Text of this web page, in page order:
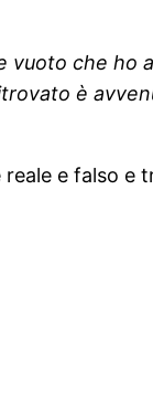
vuoto che ho
è
e falso e